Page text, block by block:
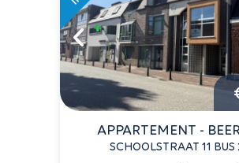
APPARTEMENT -
SCHOOLSTRAAT 11 BUS